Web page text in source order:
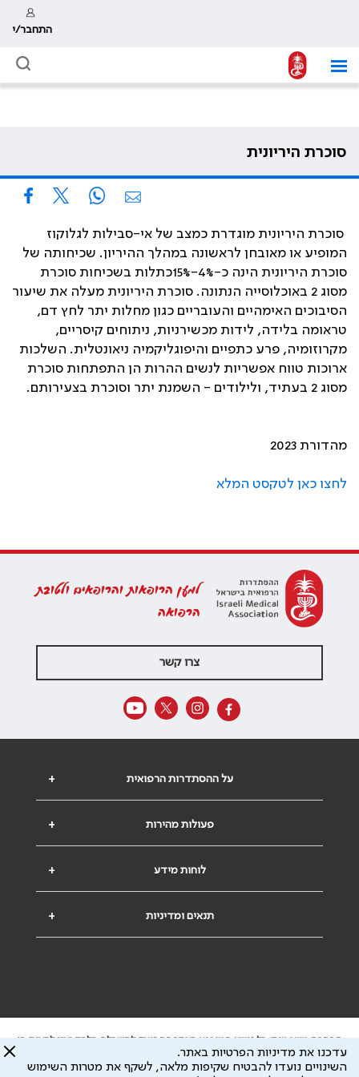
התחבר/י
סוכרת היריונית
סוכרת היריונית מוגדרת כמצב של אי-סבילות לגלוקוז
המופיע או מאובחן לראשונה במהלך ההיריון. שכיחותה של
סוכרת היריונית הינה כ-4%-15%כתלות בשכיחות סוכרת
מסוג 2 באוכלוסייה הנתונה. סוכרת היריונית מעלה את שיעור
הסיבוכים האימהיים והעובריים כגון מחלות יתר לחץ דם,
טראומה בלידה, לידות מכשירניות, ניתוחים קיסריים,
מקרוזומיה, פרע כתפיים והיפוגליקמיה ניאונטלית. השלכות
ארוכות טווח אפשריות לנשים ההרות הן התפתחות סוכרת
מסוג 2 בעתיד, ולילודים - השמנת יתר וסוכרת בצעירותם.
מהדורת 2023
לחצו כאן לטקסט המלא
למען הרופאות והרופאים ולטובת
הרפואה
צרו קשר
+ על ההסתדרות הרפואית
+ פעולות מהירות
+ לוחות מידע
+ תנאים ומדיניות
הבהרה משפטית: כל נושא המופיע באתר זה נועד להשכלה בלבד ואין לראות בו
ייעוץ רפואי או משפטי. אין הר"י אחראית לתוכן המתפרסם באתר זה ולכל נזק
שעלול להיגרם.
עדכנו את מדיניות הפרטיות באתר.
השינויים נועדו להבטיח שקיפות מלאה, לשקף את מטרות השימוש